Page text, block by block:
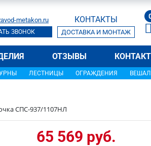
metakon.ru
ЗВОНОК
КОНТАКТЫ
ДОСТАВКА И МОНТАЖ
ОТЗЫВЫ
ЛЕСТНИЦЫ ОГРАЖДЕНИЯ
СПС-937/1107НЛ
65 569 руб.